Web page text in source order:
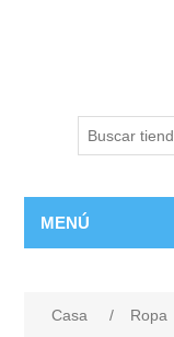
MENÚ
Casa / Ropa